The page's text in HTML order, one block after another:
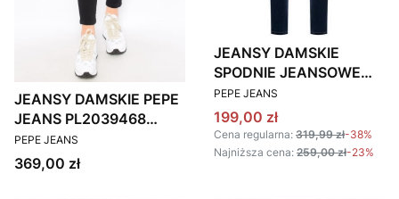
JEANSY DAMSKIE PEPE
JEANS PL2039468
CZARNE
PRODUCENT
PEPE JEANS
Cena
369,00 zł
JEANSY DAMSKIE
SPODNIE JEANSOWE
PEPE JEANS STRETCH
PRODUCENT
PEPE JEANS
Cena promocyjna
199,00 zł
Cena regularna: 319,99 zł-38%
Najniższa cena: 259,00 zł-23%